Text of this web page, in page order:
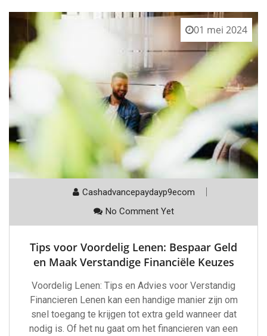
01 mei 2024
Cashadvancepaydayp9ecom
No Comment Yet
Tips voor Voordelig Lenen: Bespaar Geld
en Maak Verstandige Financiële Keuzes
Voordelig Lenen: Tips en Advies voor Verstandig
Financieren Lenen kan een handige manier zijn om
snel toegang te krijgen tot extra geld wanneer dat
nodig is. Of het nu gaat om het financieren van een